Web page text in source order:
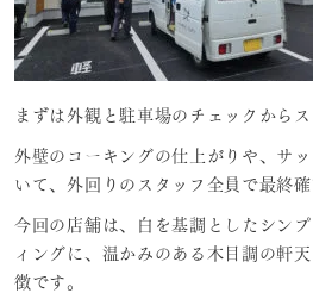
まずは外観と駐車場のチェックからス
外壁のコーキングの仕上がりや、サ
いて、外回りのスタッフ全員で最終確
今回の店舗は、白を基調としたシン
ィングに、温かみのある木目調の軒
徴です。